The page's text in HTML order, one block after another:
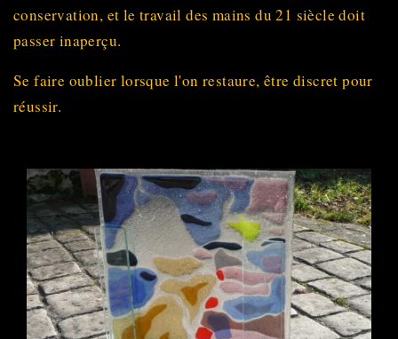
conservation, et le travail des mains du 21 siècle doit
passer inaperçu.
Se faire oublier lorsque l'on restaure, être discret pour
réussir.